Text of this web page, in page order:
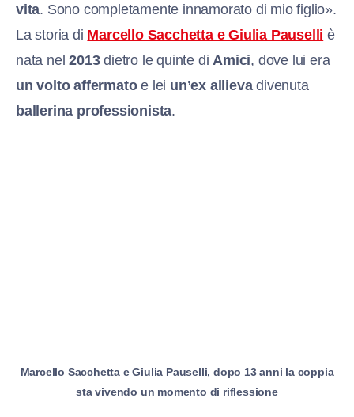
vita. Sono completamente innamorato di mio figlio».
La storia di Marcello Sacchetta e Giulia Pauselli è
nata nel2013dietro le quinte di Amici, dove lui era
un volto affermatoe lei un’ex allievadivenuta
ballerina professionista.
Marcello Sacchetta e Giulia Pauselli, dopo 13 anni la coppia
sta vivendo un momento di riflessione